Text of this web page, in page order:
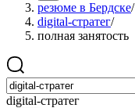
резюме в Бердске/
digital-стратег/
полная занятость
digital-стратег